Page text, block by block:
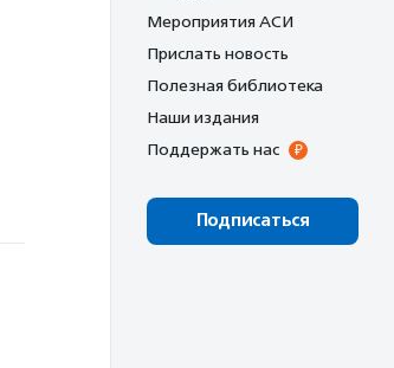
Мероприятия АСИ
Прислать новость
Полезная библиотека
Наши издания
Поддержать нас
Подписаться